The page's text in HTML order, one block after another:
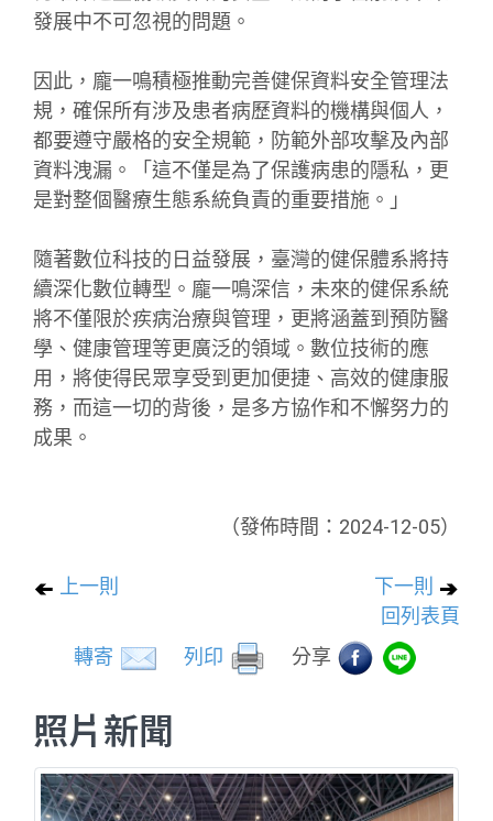
發展中不可忽視的問題。
因此，龐一鳴積極推動完善健保資料安全管理法
規，確保所有涉及患者病歷資料的機構與個人，
都要遵守嚴格的安全規範，防範外部攻擊及內部
資料洩漏。「這不僅是為了保護病患的隱私，更
是對整個醫療生態系統負責的重要措施。」
隨著數位科技的日益發展，臺灣的健保體系將持
續深化數位轉型。龐一鳴深信，未來的健保系統
將不僅限於疾病治療與管理，更將涵蓋到預防醫
學、健康管理等更廣泛的領域。數位技術的應
用，將使得民眾享受到更加便捷、高效的健康服
務，而這一切的背後，是多方協作和不懈努力的
成果。
（發佈時間：2024-12-05）
上一則
下一則
回列表頁
轉寄
列印 分享
照片新聞